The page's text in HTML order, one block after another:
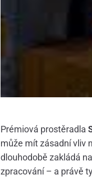
Prémiová prostěradla
může mít zásadní vliv
dlouhodobě zakládá
zpracování – a právě